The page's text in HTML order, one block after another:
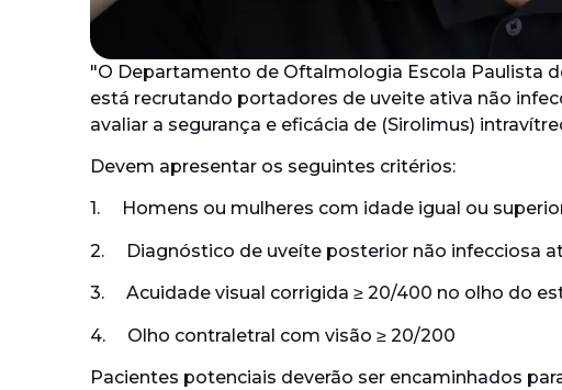
"O Departamento de Oftalmologia Escola Paulista
está recrutando portadores de uveite ativa não
avaliar a segurança e eficácia de (Sirolimus)
Devem apresentar os seguintes critérios:
1. Homens ou mulheres com idade igual ou
2. Diagnóstico de uveíte posterior não infecciosa
3. Acuidade visual corrigida ≥ 20/400 no olho do
4. Olho contraletral com visão ≥ 20/200
Pacientes potenciais deverão ser encaminhados